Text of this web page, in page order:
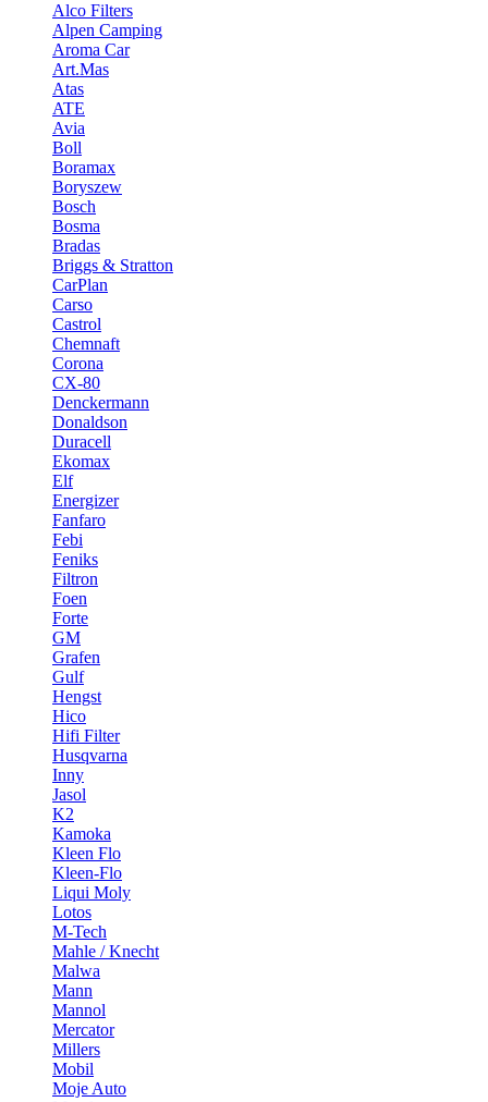
Alco Filters
Alpen Camping
Aroma Car
Art.Mas
Atas
ATE
Avia
Boll
Boramax
Boryszew
Bosch
Bosma
Bradas
Briggs & Stratton
CarPlan
Carso
Castrol
Chemnaft
Corona
CX-80
Denckermann
Donaldson
Duracell
Ekomax
Elf
Energizer
Fanfaro
Febi
Feniks
Filtron
Foen
Forte
GM
Grafen
Gulf
Hengst
Hico
Hifi Filter
Husqvarna
Inny
Jasol
K2
Kamoka
Kleen Flo
Kleen-Flo
Liqui Moly
Lotos
M-Tech
Mahle / Knecht
Malwa
Mann
Mannol
Mercator
Millers
Mobil
Moje Auto